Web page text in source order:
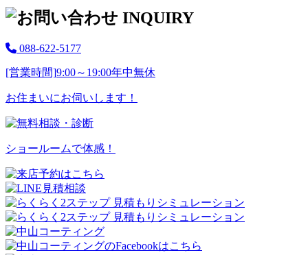
088-622-5177
[営業時間]9:00～19:00年中無休
お住まいにお伺いします！
ショールームで体感！